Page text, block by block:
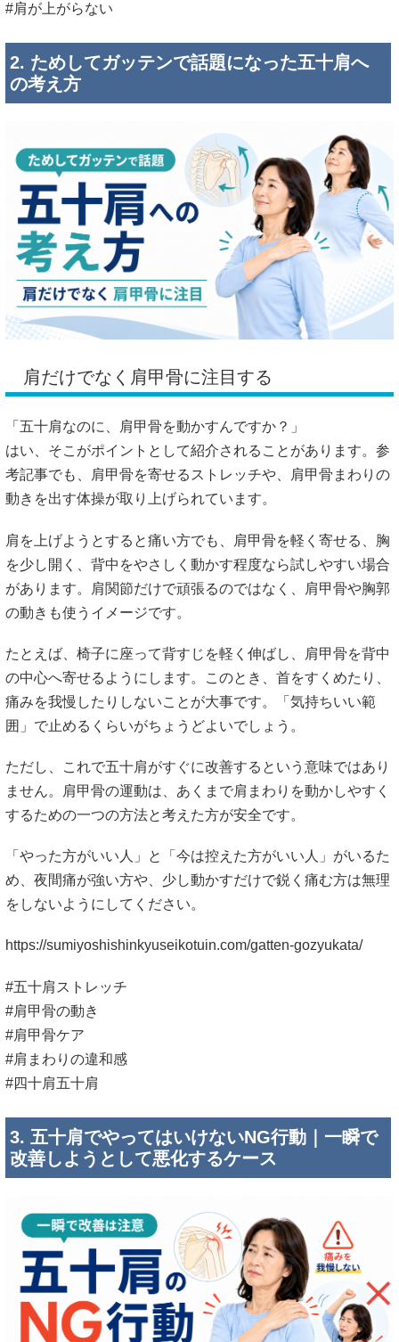
#肩が上がらない
2. ためしてガッテンで話題になった五十肩へ
の考え方
肩だけでなく肩甲骨に注目する
「五十肩なのに、肩甲骨を動かすんですか？」
はい、そこがポイントとして紹介されることがあります。参
考記事でも、肩甲骨を寄せるストレッチや、肩甲骨まわりの
動きを出す体操が取り上げられています。
肩を上げようとすると痛い方でも、肩甲骨を軽く寄せる、胸
を少し開く、背中をやさしく動かす程度なら試しやすい場合
があります。肩関節だけで頑張るのではなく、肩甲骨や胸郭
の動きも使うイメージです。
たとえば、椅子に座って背すじを軽く伸ばし、肩甲骨を背中
の中心へ寄せるようにします。このとき、首をすくめたり、
痛みを我慢したりしないことが大事です。「気持ちいい範
囲」で止めるくらいがちょうどよいでしょう。
ただし、これで五十肩がすぐに改善するという意味ではあり
ません。肩甲骨の運動は、あくまで肩まわりを動かしやすく
するための一つの方法と考えた方が安全です。
「やった方がいい人」と「今は控えた方がいい人」がいるた
め、夜間痛が強い方や、少し動かすだけで鋭く痛む方は無理
をしないようにしてください。
https://sumiyoshishinkyuseikotuin.com/gatten-gozyukata/
#五十肩ストレッチ
#肩甲骨の動き
#肩甲骨ケア
#肩まわりの違和感
#四十肩五十肩
3. 五十肩でやってはいけないNG行動｜一瞬で
改善しようとして悪化するケース